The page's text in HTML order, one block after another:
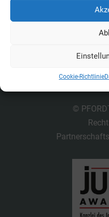
Cookie-Richtlinie
Cookie-
©